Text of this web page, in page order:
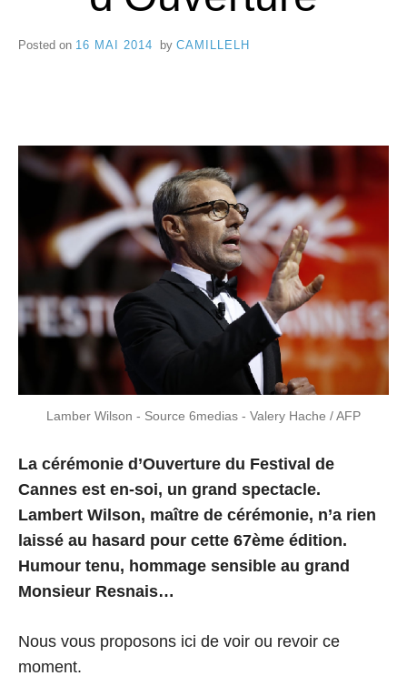
e
n
e
s
Posted on 16 MAI 2014 by CAMILLELH
Lamber Wilson - Source 6medias - Valery Hache / AFP
La cérémonie d’Ouverture du Festival de
Cannes est en-soi, un grand spectacle.
Lambert Wilson, maître de cérémonie, n’a rien
laissé au hasard pour cette 67ème édition.
Humour tenu, hommage sensible au grand
Monsieur Resnais…
Nous vous proposons ici de voir ou revoir ce
moment.